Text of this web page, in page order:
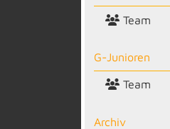
Team
G-Junioren
Team
Archiv